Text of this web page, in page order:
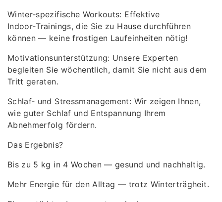
Winter‑spezifische Workouts: Effektive
Indoor‑Trainings, die Sie zu Hause durchführen
können — keine frostigen Laufeinheiten nötig!
Motivationsunterstützung: Unsere Experten
begleiten Sie wöchentlich, damit Sie nicht aus dem
Tritt geraten.
Schlaf‑ und Stressmanagement: Wir zeigen Ihnen,
wie guter Schlaf und Entspannung Ihrem
Abnehmerfolg fördern.
Das Ergebnis?
Bis zu 5 kg in 4 Wochen — gesund und nachhaltig.
Mehr Energie für den Alltag — trotz Winterträgheit.